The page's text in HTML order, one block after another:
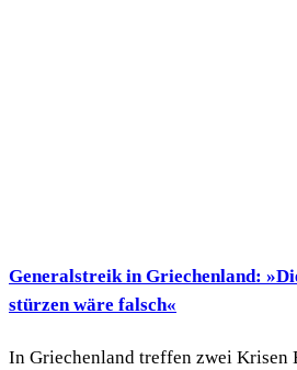
Generalstreik in Griechenland:
stürzen wäre falsch«
In Griechenland treffen zwei Krisen